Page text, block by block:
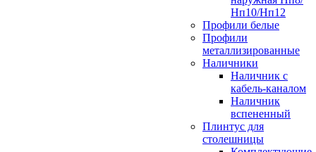
Нп10/Нп12
Профили белые
Профили
металлизированные
Наличники
Наличник с
кабель-каналом
Наличник
вспененный
Плинтус для
столешницы